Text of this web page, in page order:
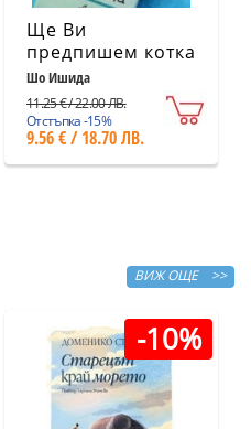
Ще Ви
предпишем котка
Шо Ишида
11.25 € / 22.00 ЛВ.
Отстъпка -15%
9.56 € / 18.70 ЛВ.
ВИЖ ОЩЕ >>
-10%